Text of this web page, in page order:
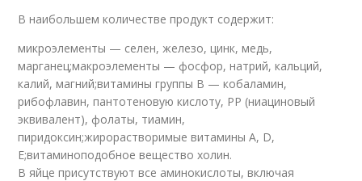
В наибольшем количестве продукт содержит:
микроэлементы — селен, железо, цинк, медь,
марганец;макроэлементы — фосфор, натрий, кальций,
калий, магний;витамины группы B — кобаламин,
рибофлавин, пантотеновую кислоту, РР (ниациновый
эквивалент), фолаты, тиамин,
пиридоксин;жирорастворимые витамины A, D,
E;витаминоподобное вещество холин.
В яйце присутствуют все аминокислоты, включая